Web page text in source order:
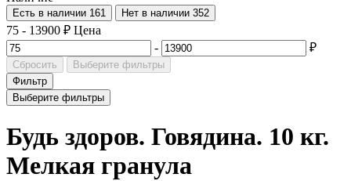
Есть в наличии 161 Нет в наличии 352
75 - 13900 ₽ Цена
-
₽
Сбросить
Выберите фильтры
Фильтр
Выберите фильтры
Будь здоров. Говядина. 10 кг.
Мелкая гранула